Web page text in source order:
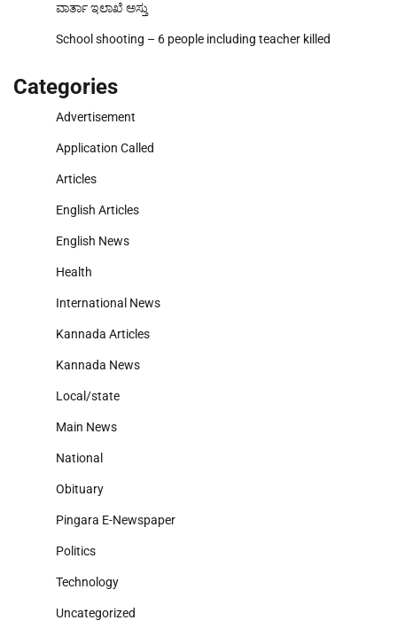
ವಾರ್ತಾ ಇಲಾಖೆ ಅಸ್ತು
School shooting – 6 people including teacher killed
Categories
Advertisement
Application Called
Articles
English Articles
English News
Health
International News
Kannada Articles
Kannada News
Local/state
Main News
National
Obituary
Pingara E-Newspaper
Politics
Technology
Uncategorized